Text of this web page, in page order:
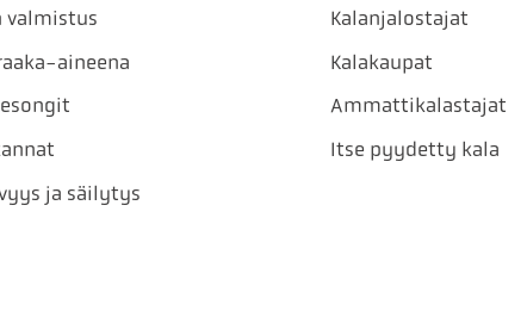
valmistus
aineena
ja säilytys
Kalanjalostajat
Kalakaupat
Ammattikalastajat
Itse pyydetty kala